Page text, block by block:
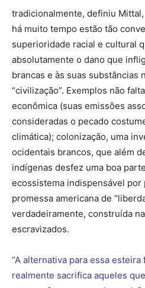
tradicionalmente, definiu
há muito tempo estão tão
superioridade racial e cultural
absolutamente o dano que
brancas e às suas substâncias
“civilização”. Exemplos não
econômica (suas emissões
consideradas o pecado
climática); colonização, uma
ocidentais brancos, que além
indígenas desfez uma boa
ecossistema indispensável por
promessa americana de
verdadeiramente, construída
escravizados.
“A alternativa para essa
realmente sacrifica aqueles